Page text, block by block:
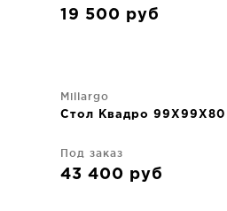
19 500 руб
Millargo
Стол Квадро 99X99X80
Под заказ
43 400 руб